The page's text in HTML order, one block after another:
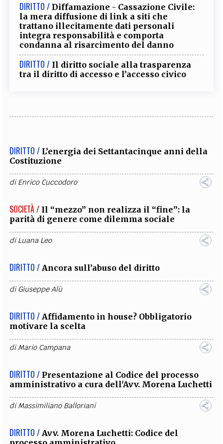
DIRITTO / Diffamazione - Cassazione Civile:
la mera diffusione di link a siti che
trattano illecitamente dati personali
integra responsabilità e comporta
condanna al risarcimento del danno
DIRITTO / Il diritto sociale alla trasparenza
tra il diritto di accesso e l’accesso civico
DIRITTO / L’energia dei Settantacinque anni della
Costituzione
diEnrico Cuccodoro
SOCIETÀ / Il “mezzo” non realizza il “fine”: la
parità di genere come dilemma sociale
diLuana Leo
DIRITTO / Ancora sull’abuso del diritto
diGiuseppe Alù
DIRITTO / Affidamento in house? Obbligatorio
motivare la scelta
diMario Campana
DIRITTO / Presentazione al Codice del processo
amministrativo a cura dell'Avv. Morena Luchetti
diMassimiliano Balloriani
DIRITTO / Avv. Morena Luchetti: Codice del